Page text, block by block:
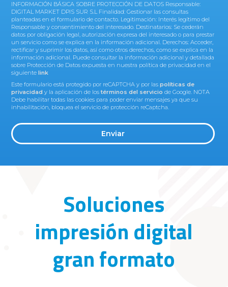
INFORMACIÓN BÁSICA SOBRE PROTECCIÓN DE DATOS Responsable:
DIGITAL MARKET DPIS SUR S.L Finalidad: Gestionar las consultas
planteadas en el formulario de contacto. Legitimación: Interés legítimo del
Responsable y consentimiento del interesado. Destinatarios: Se cederán
datos por obligación legal, autorización expresa del interesado o para prestar
un servicio como se explica en la información adicional. Derechos: Acceder,
rectificar y suprimir los datos, así como otros derechos, como se explica en la
información adicional. Puede consultar la información adicional y detallada
sobre Protección de Datos expuesta en nuestra política de privacidad en el
siguientelink
Este formulario está protegido por reCAPTCHA y por laspolíticas de
privacidad y la aplicación de lostérminos del servicio de Google. NOTA
Debe habilitar todas las cookies para poder enviar mensajes ya que su
inhabilitación, bloquea el servicio de protección reCaptcha.
Enviar
Soluciones
impresión digital
gran formato